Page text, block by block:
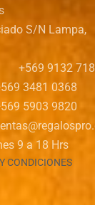
S/N Lampa,
+569 9132
3481 0368
5903 9820
9 a 18 Hrs
CONDICIONES